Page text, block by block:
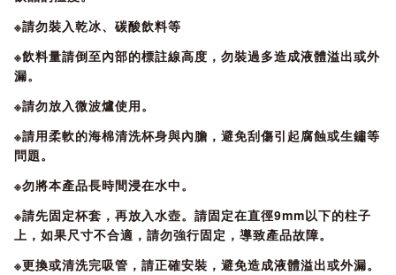
※BPA free，通過美國FDA材質安全和歐洲ROSH有害材質檢
測，使用嚴格挑選的優質材料製造的PURENINE兒童水壺，可
※請勿裝入乾冰、碳酸飲料等
※飲料量請倒至內部的標註線高度，勿裝過多造成液體溢出或外
漏。
※請勿放入微波爐使用。
※請用柔軟的海棉清洗杯身與內膽，避免刮傷引起腐蝕或生鏽等
問題。
※勿將本產品長時間浸在水中。
※請先固定杯套，再放入水壺。請固定在直徑9mm以下的柱子
上，如果尺寸不合適，請勿強行固定，導致產品故障。
※更換或清洗完吸管，請正確安裝，避免造成液體溢出或外漏。